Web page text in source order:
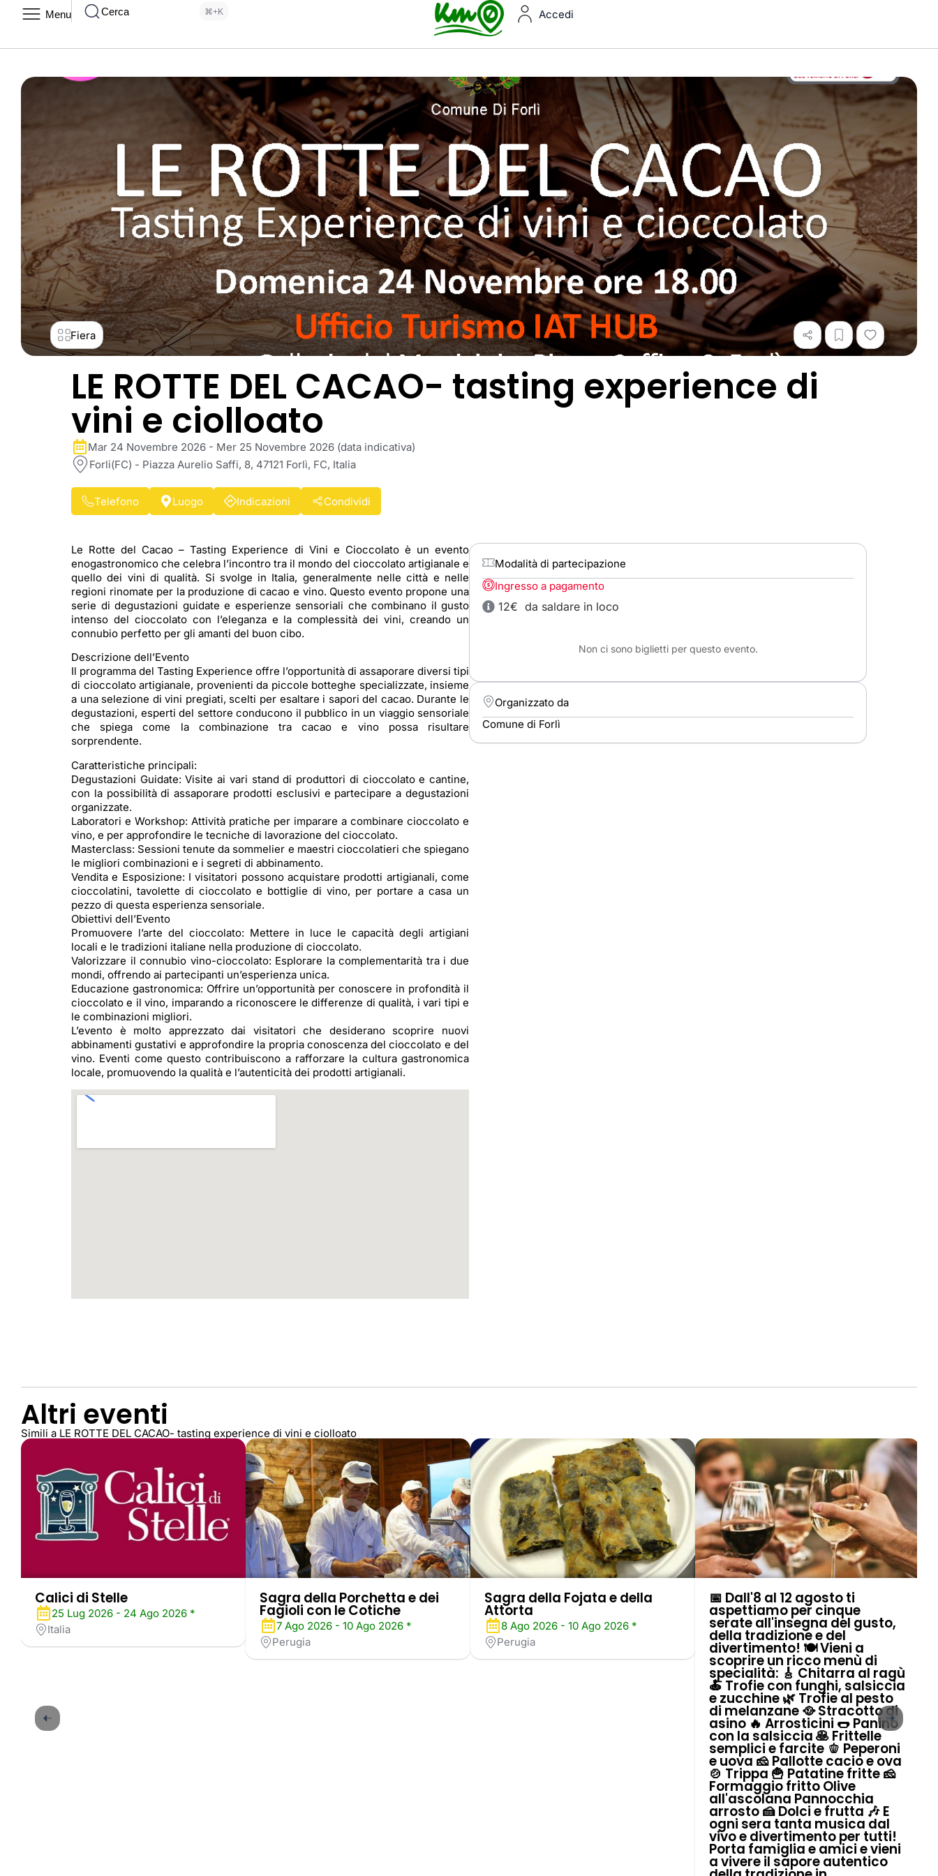
Menu Cerca ⌘+K Accedi
Fiera
LE ROTTE DEL CACAO- tasting experience di
vini e ciolloato
Mar 24 Novembre 2026 - Mer 25 Novembre 2026 (data indicativa)
Forli(FC) - Piazza Aurelio Saffi, 8, 47121 Forlì, FC, Italia
Telefono Luogo Indicazioni Condividi
Le Rotte del Cacao – Tasting Experience di Vini e Cioccolato è un evento
enogastronomico che celebra l’incontro tra il mondo del cioccolato artigianale e
quello dei vini di qualità. Si svolge in Italia, generalmente nelle città e nelle
regioni rinomate per la produzione di cacao e vino. Questo evento propone una
serie di degustazioni guidate e esperienze sensoriali che combinano il gusto
intenso del cioccolato con l’eleganza e la complessità dei vini, creando un
connubio perfetto per gli amanti del buon cibo.
Descrizione dell’Evento
Il programma del Tasting Experience offre l’opportunità di assaporare diversi tipi
di cioccolato artigianale, provenienti da piccole botteghe specializzate, insieme
a una selezione di vini pregiati, scelti per esaltare i sapori del cacao. Durante le
degustazioni, esperti del settore conducono il pubblico in un viaggio sensoriale
che spiega come la combinazione tra cacao e vino possa risultare
sorprendente.
Caratteristiche principali:
Degustazioni Guidate: Visite ai vari stand di produttori di cioccolato e cantine,
con la possibilità di assaporare prodotti esclusivi e partecipare a degustazioni
organizzate.
Laboratori e Workshop: Attività pratiche per imparare a combinare cioccolato e
vino, e per approfondire le tecniche di lavorazione del cioccolato.
Masterclass: Sessioni tenute da sommelier e maestri cioccolatieri che spiegano
le migliori combinazioni e i segreti di abbinamento.
Vendita e Esposizione: I visitatori possono acquistare prodotti artigianali, come
cioccolatini, tavolette di cioccolato e bottiglie di vino, per portare a casa un
pezzo di questa esperienza sensoriale.
Obiettivi dell’Evento
Promuovere l’arte del cioccolato: Mettere in luce le capacità degli artigiani
locali e le tradizioni italiane nella produzione di cioccolato.
Valorizzare il connubio vino-cioccolato: Esplorare la complementarità tra i due
mondi, offrendo ai partecipanti un’esperienza unica.
Educazione gastronomica: Offrire un’opportunità per conoscere in profondità il
cioccolato e il vino, imparando a riconoscere le differenze di qualità, i vari tipi e
le combinazioni migliori.
L’evento è molto apprezzato dai visitatori che desiderano scoprire nuovi
abbinamenti gustativi e approfondire la propria conoscenza del cioccolato e del
vino. Eventi come questo contribuiscono a rafforzare la cultura gastronomica
locale, promuovendo la qualità e l’autenticità dei prodotti artigianali.
Modalità di partecipazione
Ingresso a pagamento
12€ da saldare in loco
Non ci sono biglietti per questo evento.
Organizzato da
Comune di Forlì
Altri eventi
Simili a LE ROTTE DEL CACAO- tasting experience di vini e ciolloato
Calici di Stelle
25 Lug 2026 - 24 Ago 2026 *
Italia
Sagra della Porchetta e dei
Fagioli con le Cotiche
7 Ago 2026 - 10 Ago 2026 *
Perugia
Sagra della Fojata e della
Attorta
8 Ago 2026 - 10 Ago 2026 *
Perugia
📅 Dall'8 al 12 agosto ti
aspettiamo per cinque
serate all'insegna del gusto,
della tradizione e del
divertimento! 🍽️ Vieni a
scoprire un ricco menù di
specialità: 🎸 Chitarra al ragù
🍝 Trofie con funghi, salsiccia
e zucchine 🌿 Trofie al pesto
di melanzane 🥘 Stracotto di
asino 🔥 Arrosticini 🌭 Panino
con la salsiccia 🥞 Frittelle
semplici e farcite 🫑 Peperoni
e uova 🧀 Pallotte cacio e ova
🍲 Trippa 🍟 Patatine fritte 🧀
Formaggio fritto Olive
all'ascolana Pannocchia
arrosto 🍰 Dolci e frutta 🎶 E
ogni sera tanta musica dal
vivo e divertimento per tutti!
Porta famiglia e amici e vieni
a vivere il sapore autentico